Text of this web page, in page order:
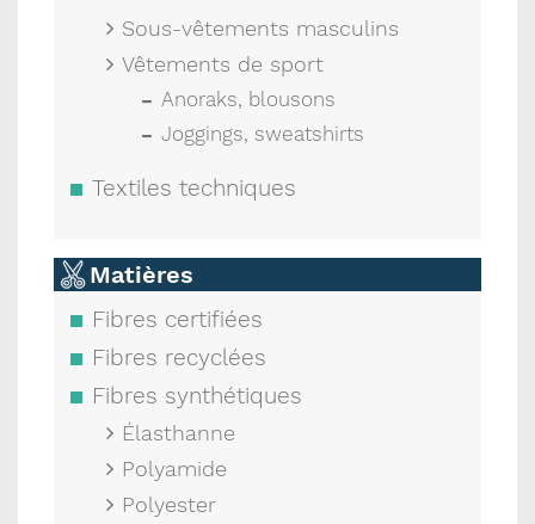
Sous-vêtements masculins
Vêtements de sport
Anoraks, blousons
Joggings, sweatshirts
Textiles techniques
Matières
Fibres certifiées
Fibres recyclées
Fibres synthétiques
Élasthanne
Polyamide
Polyester